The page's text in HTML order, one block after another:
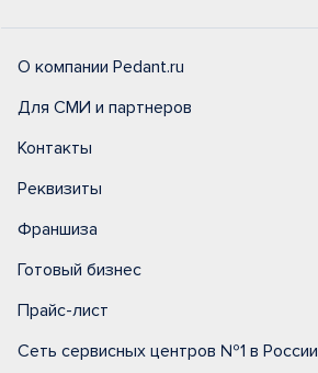
О компании Pedant.ru
Для СМИ и партнеров
Контакты
Реквизиты
Франшиза
Готовый бизнес
Прайс-лист
Сеть сервисных центров №1 в России